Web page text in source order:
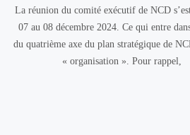
La réunion du comité exécutif de NCD
07 au 08 décembre 2024. Ce qui entre
du quatrième axe du plan stratégique de
« organisation ». Pour rappel,